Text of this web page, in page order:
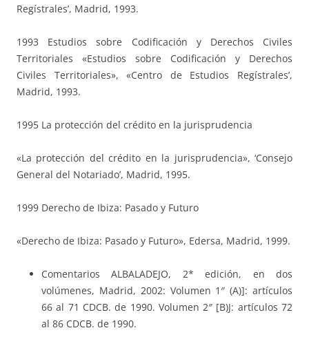
Regístrales’, Madrid, 1993.
1993 Estudios sobre Codificación y Derechos Civiles
Territoriales «Estudios sobre Codificación y Derechos
Civiles Territoriales», «Centro de Estudios Regístrales’,
Madrid, 1993.
1995 La protección del crédito en la jurisprudencia
«La protección del crédito en la jurisprudencia», ‘Consejo
General del Notariado’, Madrid, 1995.
1999 Derecho de Ibiza: Pasado y Futuro
«Derecho de Ibiza: Pasado y Futuro», Edersa, Madrid, 1999.
Comentarios ALBALADEJO, 2* edición, en dos
volúmenes, Madrid, 2002: Volumen 1″ (A)]: artículos
66 al 71 CDCB. de 1990. Volumen 2″ [B)J: artículos 72
al 86 CDCB. de 1990.